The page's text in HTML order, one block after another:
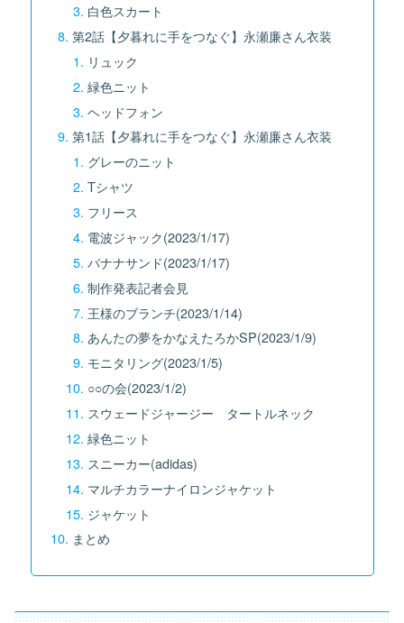
白色スカート
第2話【夕暮れに手をつなぐ】永瀬廉さん衣装
リュック
緑色ニット
ヘッドフォン
第1話【夕暮れに手をつなぐ】永瀬廉さん衣装
グレーのニット
Tシャツ
フリース
電波ジャック(2023/1/17)
バナナサンド(2023/1/17)
制作発表記者会見
王様のブランチ(2023/1/14)
あんたの夢をかなえたろかSP(2023/1/9)
モニタリング(2023/1/5)
○○の会(2023/1/2)
スウェードジャージー タートルネック
緑色ニット
スニーカー(adidas)
マルチカラーナイロンジャケット
ジャケット
まとめ